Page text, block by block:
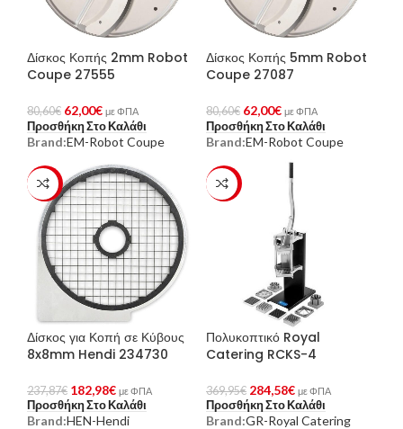
Δίσκος Κοπής 2mm Robot
Coupe 27555
80,60€ 62,00€ με ΦΠΑ
Προσθήκη Στο Καλάθι
Brand:EM-Robot Coupe
Δίσκος Κοπής 5mm Robot
Coupe 27087
80,60€ 62,00€ με ΦΠΑ
Προσθήκη Στο Καλάθι
Brand:EM-Robot Coupe
-23%
Δίσκος για Κοπή σε Κύβους
8x8mm Hendi 234730
237,87€ 182,98€ με ΦΠΑ
Προσθήκη Στο Καλάθι
Brand:HEN-Hendi
-23%
Πολυκοπτικό Royal
Catering RCKS-4
369,95€ 284,58€ με ΦΠΑ
Προσθήκη Στο Καλάθι
Brand:GR-Royal Catering